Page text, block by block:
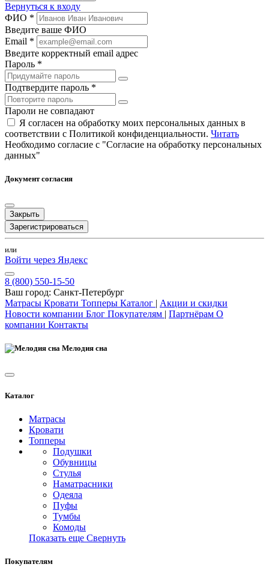
Вернуться к входу
ФИО *
Введите ваше ФИО
Email *
Введите корректный email адрес
Пароль *
Подтвердите пароль *
Пароли не совпадают
Я согласен на обработку моих персональных данных в
соответствии с Политикой конфиденциальности. Читать
Необходимо согласие с "Согласие на обработку персональных
данных"
Документ согласия
Закрыть
Зарегистрироваться
или
Войти через Яндекс
8 (800) 550-15-50
Ваш город: Санкт-Петербург
Матрасы Кровати Топперы Каталог | Акции и скидки
Новости компании Блог Покупателям | Партнёрам О
компании Контакты
Мелодия сна
Каталог
Матрасы
Кровати
Топперы
Подушки
Обувницы
Стулья
Наматрасники
Одеяла
Пуфы
Тумбы
Комоды
Показать еще Свернуть
Покупателям